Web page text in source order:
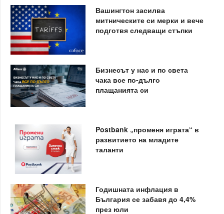
Вашингтон засилва
митническите си мерки и вече
подготвя следващи стъпки
Бизнесът у нас и по света
чака все по-дълго
плащанията си
Postbank „променя играта“ в
развитието на младите
таланти
Годишната инфлация в
България се забавя до 4,4%
през юли